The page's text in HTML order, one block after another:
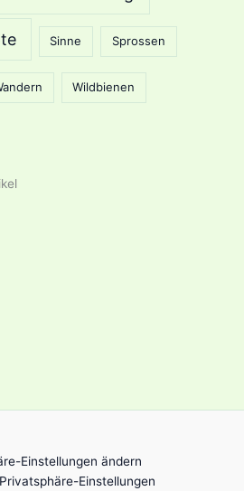
Sinne Sprossen
Wildbienen
Einstellungen ändern
Einstellungen